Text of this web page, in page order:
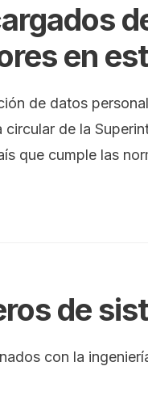
en
de datos
de la
que cumple las
de
con la